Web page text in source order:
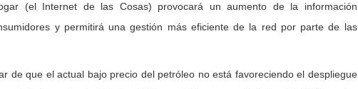
(el Internet de las Cosas) provocará un aumento de la información
y permitirá una gestión más eficiente de la red por parte de las
de que el actual bajo precio del petróleo no está favoreciendo el despliegue